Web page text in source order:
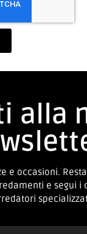
alla
e segui i